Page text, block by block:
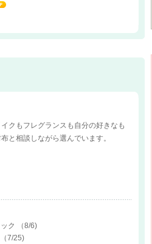
クもフレグランスも自分の好きなも
と相談しながら選んでいます。
ク
（8/6)
（7/25)